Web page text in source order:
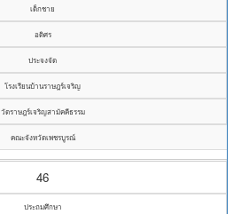
เด็กชาย
อดิศร
ประจงจัด
โรงเรียนบ้านราษฎร์เจริญ
วัดราษฎร์เจริญสามัคคีธรรม
คณะจังหวัดเพชรบูรณ์
46
ประถมศึกษา